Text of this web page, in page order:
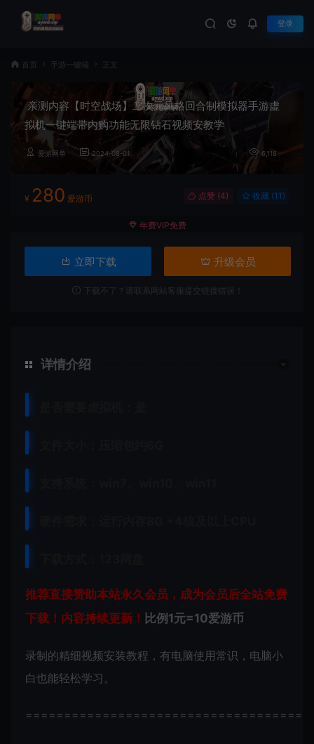
登录
首页 手游一键端 正文
亲测内容【时空战场】二次元风格回合制模拟器手游虚
拟机一键端带内购功能无限钻石视频安教学
爱游网单 2024-08-01 6,118
¥ 280 爱游币 点赞 (4) 收藏 (11)
年费VIP免费
立即下载 升级会员
下载不了？请联系网站客服提交链接错误！
详情介绍
推荐直接赞助本站永久会员，成为会员后全站免费
下载！内容持续更新！ 比例1元=10爱游币
录制的精细视频安装教程，有电脑使用常识，电脑小
白也能轻松学习。